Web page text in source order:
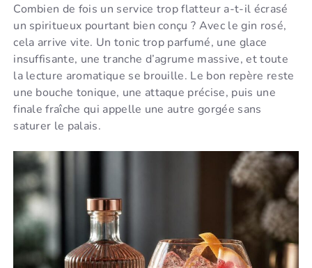
Combien de fois un service trop flatteur a-t-il écrasé
un spiritueux pourtant bien conçu ? Avec le gin rosé,
cela arrive vite. Un tonic trop parfumé, une glace
insuffisante, une tranche d’agrume massive, et toute
la lecture aromatique se brouille. Le bon repère reste
une bouche tonique, une attaque précise, puis une
finale fraîche qui appelle une autre gorgée sans
saturer le palais.